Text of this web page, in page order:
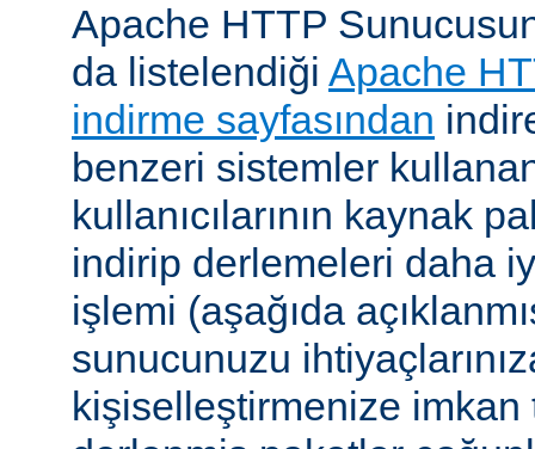
Apache HTTP
da listelendiği Apache
indirme sayfasından
benzeri sistemler
kullanıcılarının kaynak
indirip derlemeleri daha
işlemi (aşağıda
sunucunuzu
kişiselleştirmenize imkan